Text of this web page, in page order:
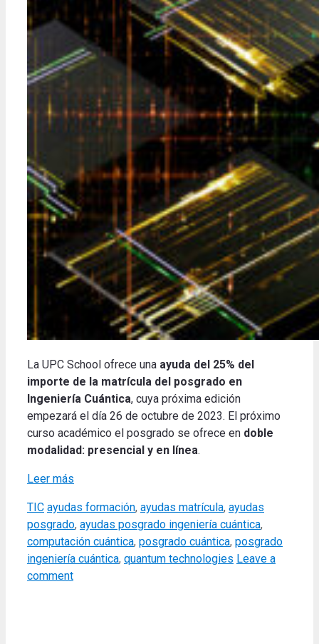
La UPC School ofrece una ayuda del 25% del
importe de la matrícula del posgrado en
Ingeniería Cuántica, cuya próxima edición
empezará el día 26 de octubre de 2023. El próximo
curso académico el posgrado se ofrece en doble
modalidad: presencial y en línea.
Leer más
Categories
TIC Tags
ayudas formación, ayudas matrícula, ayudas
posgrado, ayudas posgrado ingeniería cuántica,
computación cuántica, posgrado cuántica, posgrado
ingeniería cuántica, quantum technologies Leave a
comment